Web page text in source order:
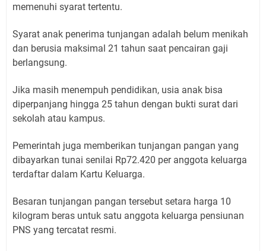
memenuhi syarat tertentu.
Syarat anak penerima tunjangan adalah belum menikah
dan berusia maksimal 21 tahun saat pencairan gaji
berlangsung.
Jika masih menempuh pendidikan, usia anak bisa
diperpanjang hingga 25 tahun dengan bukti surat dari
sekolah atau kampus.
Pemerintah juga memberikan tunjangan pangan yang
dibayarkan tunai senilai Rp72.420 per anggota keluarga
terdaftar dalam Kartu Keluarga.
Besaran tunjangan pangan tersebut setara harga 10
kilogram beras untuk satu anggota keluarga pensiunan
PNS yang tercatat resmi.